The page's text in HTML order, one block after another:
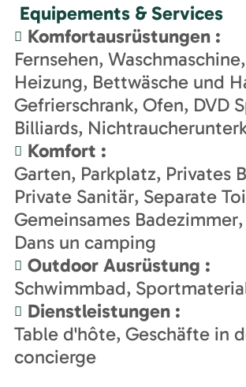
Equipements & Services
Komfortausrüstungen :
Fernsehen Waschmaschine
Heizung Bettwäsche und
Gefrierschrank Ofen DVD
Billiards
Komfort :
Garten Parkplatz Privates
Private Sanitär Separate
Gemeinsames Badezimmer
Dans un camping
Outdoor Ausrüstung :
Schwimmbad
Dienstleistungen :
Table d'hôte Geschäfte in
concierge